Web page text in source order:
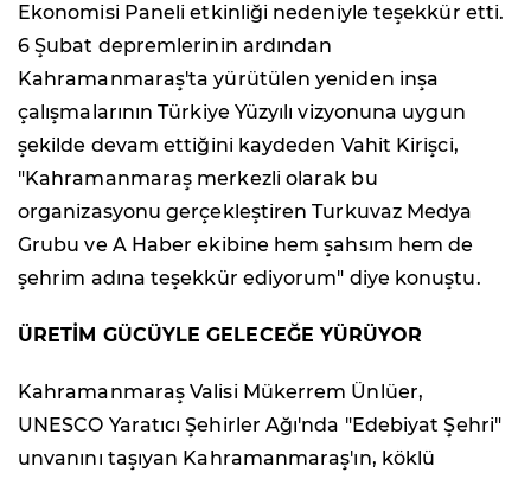
Ekonomisi Paneli etkinliği nedeniyle teşekkür etti.
6 Şubat depremlerinin ardından
Kahramanmaraş'ta yürütülen yeniden inşa
çalışmalarının Türkiye Yüzyılı vizyonuna uygun
şekilde devam ettiğini kaydeden Vahit Kirişci,
"Kahramanmaraş merkezli olarak bu
organizasyonu gerçekleştiren Turkuvaz Medya
Grubu ve A Haber ekibine hem şahsım hem de
şehrim adına teşekkür ediyorum" diye konuştu.
ÜRETİM GÜCÜYLE GELECEĞE YÜRÜYOR
Kahramanmaraş Valisi Mükerrem Ünlüer,
UNESCO Yaratıcı Şehirler Ağı'nda "Edebiyat Şehri"
unvanını taşıyan Kahramanmaraş'ın, köklü